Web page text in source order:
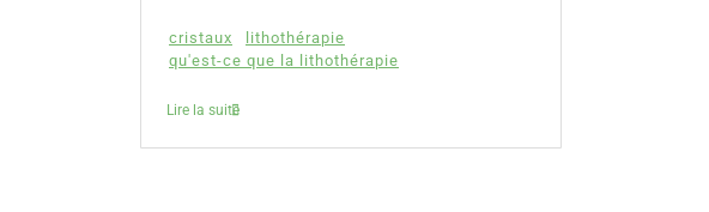
cristaux
lithothérapie
qu'est-ce que la lithothérapie
Lire la suite